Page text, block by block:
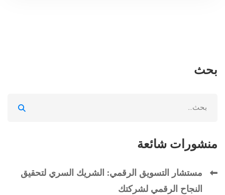
بحث
منشورات شائعة
مستشار التسويق الرقمي: الشريك السري لتحقيق
النجاح الرقمي لشركتك